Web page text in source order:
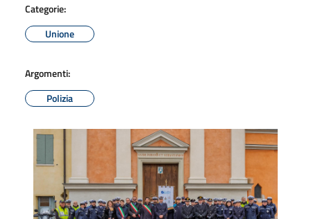
Categorie:
Unione
Argomenti:
Polizia